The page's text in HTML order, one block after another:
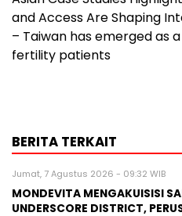
and Access Are Shaping
– Taiwan has emerged as
fertility patients
BERITA TERKAIT
Jumat, 7 Agustus 2026 - 09:32 WIB
MONDEVITA MENGAKUISISI
UNDERSCORE DISTRICT,